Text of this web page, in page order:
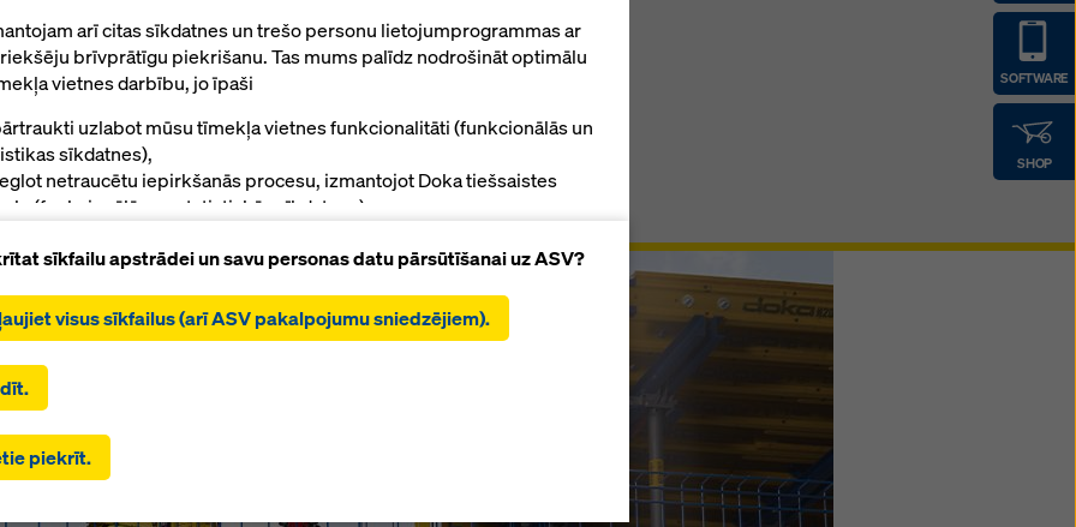
SOFTWARE
SHOP
Z
malai.
arī citas sīkdatnes un trešo personu lietojumprogrammas ar
brīvprātīgu piekrišanu. Tas mums palīdz nodrošināt optimālu
vietnes darbību, jo īpaši
uzlabot mūsu tīmekļa vietnes funkcionalitāti (funkcionālās un
sīkdatnes),
netraucētu iepirkšanās procesu, izmantojot Doka tiešsaistes
(funkcionālās un statistiskās sīkdatnes),
sīkfaili).
uz “Atļaut visas sīkdatnes (ieskaitot ASV pakalpojumu
jūs piekrītat visu sīkdatņu uzstādīšanai un izmantošanai.
ar izvēles rūtiņām. Tas var būt saistīts arī ar datu pārsūtīšanu uz
piemēram, ASV. Ja jūsu izvēlētie iestatījumi ietver arī
sniedzējus, kas pārsūta datus uz trešām valstīm, kurās nav
par atbilstību saskaņā ar VDAR 45. pantu un nav piemērotu
pasākumu saskaņā ar VDAR 46. pantu, jūsu piekrišana attiecas arī
sīkfailu apstrādei un savu personas datu pārsūtīšanai uz ASV?
visus sīkfailus (arī ASV pakalpojumu sniedzējiem).
piekrīt.